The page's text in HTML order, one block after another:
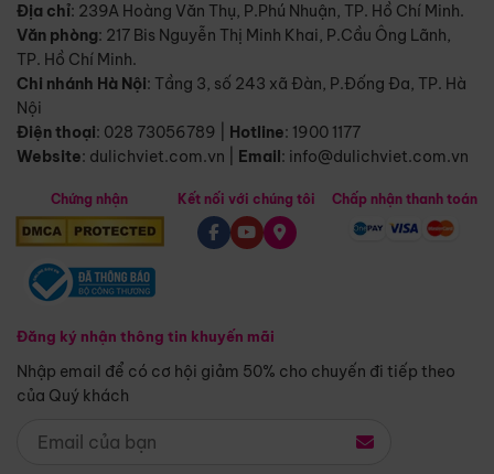
Địa chỉ: 239A Hoàng Văn Thụ, P.Phú Nhuận, TP. Hồ Chí Minh.
Văn phòng: 217 Bis Nguyễn Thị Minh Khai, P.Cầu Ông Lãnh,
TP. Hồ Chí Minh.
Chi nhánh Hà Nội: Tầng 3, số 243 xã Đàn, P.Đống Đa, TP. Hà
Nội
Điện thoại: 028 73056789 Hotline: 1900 1177
Website: dulichviet.com.vn Email: info@dulichviet.com.vn
Chứng nhận
Đăng ký nhận thông tin khuyến mãi
Nhập email để có cơ hội giảm 50% cho chuyến đi tiếp theo
của Quý khách
Kết nối với chúng tôi Chấp nhận thanh toán